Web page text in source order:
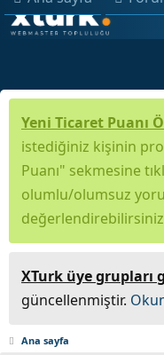
Yeni Ticaret Puanı
istediğiniz kişinin
Puanı" sekmesine
olumlu/olumsuz
XTurk üye grupları
güncellenmiştir.
Ana sayfa